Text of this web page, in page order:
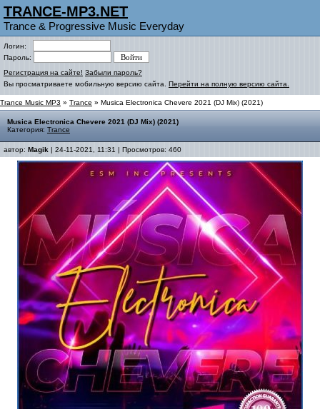
TRANCE-MP3.NET
Trance & Progressive Music Everyday
Логин:
Пароль:
Регистрация на сайте! Забыли пароль?
Вы просматриваете мобильную версию сайта. Перейти на полную версию сайта.
Trance Music MP3 » Trance » Musica Electronica Chevere 2021 (DJ Mix) (2021)
Musica Electronica Chevere 2021 (DJ Mix) (2021)
Категория: Trance
автор: Magik | 24-11-2021, 11:31 | Просмотров: 460